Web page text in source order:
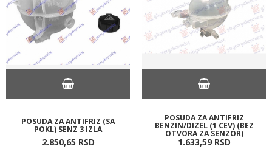
POSUDA ZA ANTIFRIZ (SA
POKL) SENZ 3 IZLA
2.850,65 RSD
POSUDA ZA ANTIFRIZ
BENZIN/DIZEL (1 CEV) (BEZ
OTVORA ZA SENZOR)
1.633,59 RSD